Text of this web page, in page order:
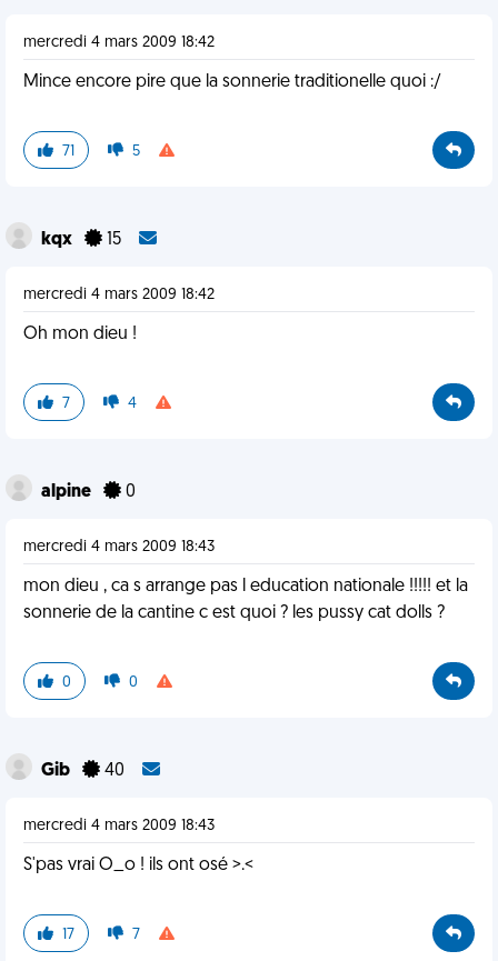
mercredi 4 mars 2009 18:42
Mince encore pire que la sonnerie traditionelle quoi :/
71 5
kqx 15
mercredi 4 mars 2009 18:42
Oh mon dieu !
7 4
alpine 0
mercredi 4 mars 2009 18:43
mon dieu , ca s arrange pas l education nationale !!!!! et la
sonnerie de la cantine c est quoi ? les pussy cat dolls ?
0 0
Gib 40
mercredi 4 mars 2009 18:43
S'pas vrai O_o ! ils ont osé >.<
17 7